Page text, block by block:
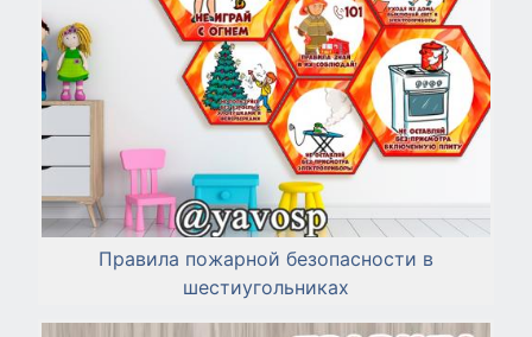
Правила пожарной безопасности в
шестиугольниках